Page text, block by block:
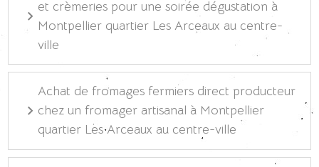
et crèmeries pour une soirée dégustation à
Montpellier quartier Les Arceaux au centre-
ville
Achat de fromages fermiers direct producteur
chez un fromager artisanal à Montpellier
quartier Les Arceaux au centre-ville